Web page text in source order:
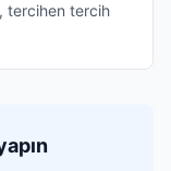
tercihen tercih